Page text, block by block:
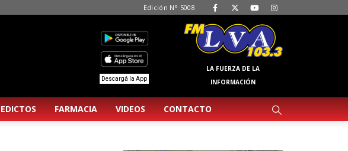
Edición N° 5008
Descargá la App
LA FUERZA DE LA
INFORMACIÓN
EDICTOS FARMACIA VIDEOS CONTACTO